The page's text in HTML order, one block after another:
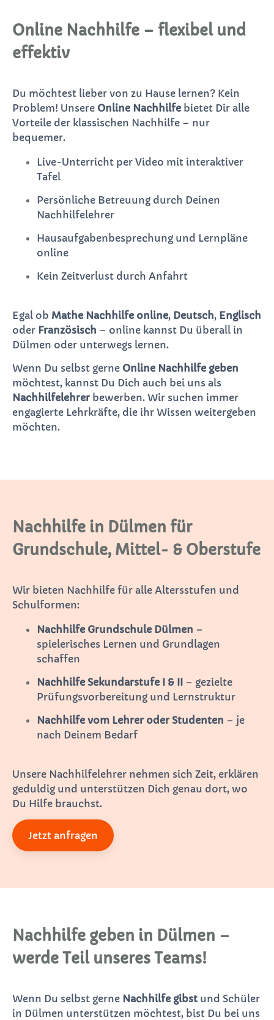
Online Nachhilfe – flexibel und
effektiv
Du möchtest lieber von zu Hause lernen? Kein
Problem! Unsere Online Nachhilfe bietet Dir alle
Vorteile der klassischen Nachhilfe – nur
bequemer.
Live-Unterricht per Video mit interaktiver
Tafel
Persönliche Betreuung durch Deinen
Nachhilfelehrer
Hausaufgabenbesprechung und Lernpläne
online
Kein Zeitverlust durch Anfahrt
Egal ob Mathe Nachhilfe online, Deutsch, Englisch
oder Französisch – online kannst Du überall in
Dülmen oder unterwegs lernen.
Wenn Du selbst gerne Online Nachhilfe geben
möchtest, kannst Du Dich auch bei uns als
Nachhilfelehrerbewerben. Wir suchen immer
engagierte Lehrkräfte, die ihr Wissen weitergeben
möchten.
Nachhilfe in Dülmen für
Grundschule, Mittel- & Oberstufe
Wir bieten Nachhilfe für alle Altersstufen und
Schulformen:
Nachhilfe Grundschule Dülmen –
spielerisches Lernen und Grundlagen
schaffen
Nachhilfe Sekundarstufe I & II – gezielte
Prüfungsvorbereitung und Lernstruktur
Nachhilfe vom Lehrer oder Studenten – je
nach Deinem Bedarf
Unsere Nachhilfelehrer nehmen sich Zeit, erklären
geduldig und unterstützen Dich genau dort, wo
Du Hilfe brauchst.
Jetzt anfragen
Nachhilfe geben in Dülmen –
werde Teil unseres Teams!
Wenn Du selbst gerne Nachhilfe gibst und Schüler
in Dülmen unterstützen möchtest, bist Du bei uns